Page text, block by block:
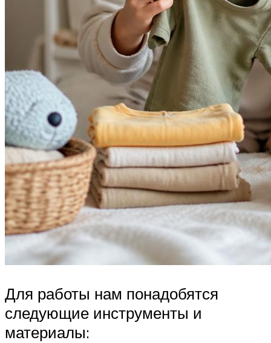
Для работы нам понадобятся
следующие инструменты и
материалы: